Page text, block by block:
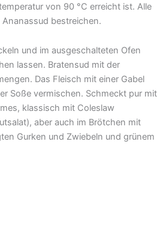
von 90 °C erreicht ist. Alle
bestreichen.
und im ausgeschalteten Ofen
lassen. Bratensud mit der
Das Fleisch mit einer Gabel
Soße vermischen. Schmeckt pur mit
klassisch mit Coleslaw
aber auch im Brötchen mit
Gurken und Zwiebeln und grünem